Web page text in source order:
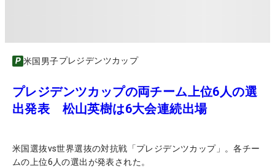
米国男子プレジデンツカップ
プレジデンツカップの両チーム上位6人の選
出発表 松山英樹は6大会連続出場
米国選抜vs世界選抜の対抗戦「プレジデンツカップ」。各チー
ムの上位6人の選出が発表された。